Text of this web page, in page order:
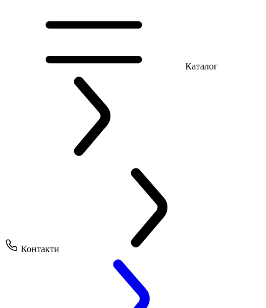
Каталог
Контакти